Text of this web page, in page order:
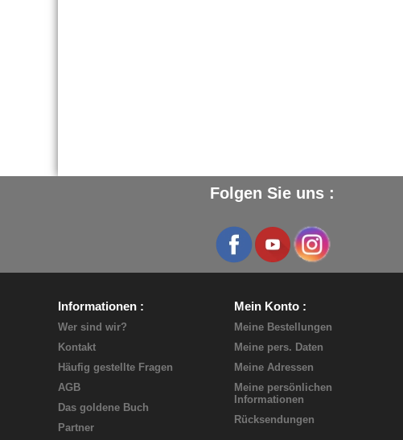
Folgen Sie uns :
Informationen
Wer sind wir?
Kontakt
Häufig gestellte Fragen
AGB
Das goldene Buch
Partner
Mein Konto
Meine Bestellungen
Meine pers. Daten
Meine Adressen
Meine persönlichen
Informationen
Rücksendungen